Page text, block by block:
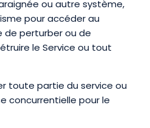
ou autre système,
pour accéder au
de perturber ou de
le Service ou tout
toute partie du service ou
concurrentielle pour le